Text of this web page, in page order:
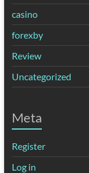
casino
forexby
Review
Uncategorized
Meta
Register
Log in